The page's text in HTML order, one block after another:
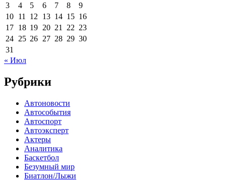
3
4 5 6 7 8
9
10 11 12 13 14 15 16
17 18 19 20 21 22 23
24 25 26 27 28 29 30
31
« Июл
Рубрики
Автоновости
Автособытия
Автоспорт
Автоэксперт
Актеры
Аналитика
Баскетбол
Безумный мир
Биатлон/Лыжи